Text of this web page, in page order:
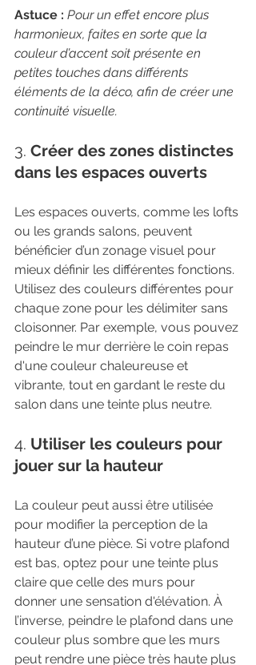
Astuce : Pour un effet encore plus
harmonieux, faites en sorte que la
couleur d’accent soit présente en
petites touches dans différents
éléments de la déco, afin de créer une
continuité visuelle.
3. Créer des zones distinctes
dans les espaces ouverts
Les espaces ouverts, comme les lofts
ou les grands salons, peuvent
bénéficier d’un zonage visuel pour
mieux définir les différentes fonctions.
Utilisez des couleurs différentes pour
chaque zone pour les délimiter sans
cloisonner. Par exemple, vous pouvez
peindre le mur derrière le coin repas
d'une couleur chaleureuse et
vibrante, tout en gardant le reste du
salon dans une teinte plus neutre.
4. Utiliser les couleurs pour
jouer sur la hauteur
La couleur peut aussi être utilisée
pour modifier la perception de la
hauteur d’une pièce. Si votre plafond
est bas, optez pour une teinte plus
claire que celle des murs pour
donner une sensation d'élévation. À
l’inverse, peindre le plafond dans une
couleur plus sombre que les murs
peut rendre une pièce très haute plus